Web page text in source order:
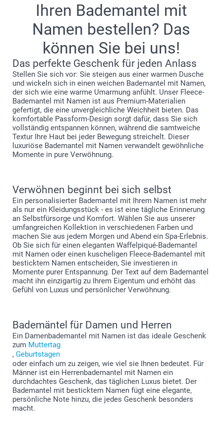
Waschen:
Trockner:
Bügeln:
Bleichen:
Chemische Reinigung:
Ihren Bademantel mit
Namen bestellen? Das
können Sie bei uns!
Das perfekte Geschenk für jeden Anlass
Stellen Sie sich vor: Sie steigen aus einer warmen Dusche
und wickeln sich in einen weichen Bademantel mit Namen,
der sich wie eine warme Umarmung anfühlt. Unser Fleece-
Bademantel mit Namen ist aus Premium-Materialien
gefertigt, die eine unvergleichliche Weichheit bieten. Das
komfortable Passform-Design sorgt dafür, dass Sie sich
vollständig entspannen können, während die samtweiche
Textur Ihre Haut bei jeder Bewegung streichelt. Dieser
luxuriöse Bademantel mit Namen verwandelt gewöhnliche
Momente in pure Verwöhnung.
Verwöhnen beginnt bei sich selbst
Ein personalisierter Bademantel mit Ihrem Namen ist mehr
als nur ein Kleidungsstück - es ist eine tägliche Erinnerung
an Selbstfürsorge und Komfort. Wählen Sie aus unserer
umfangreichen Kollektion in verschiedenen Farben und
machen Sie aus jedem Morgen und Abend ein Spa-Erlebnis.
Ob Sie sich für einen eleganten Waffelpiqué-Bademantel
mit Namen oder einen kuscheligen Fleece-Bademantel mit
besticktem Namen entscheiden, Sie investieren in
Momente purer Entspannung. Der Text auf dem Bademantel
macht ihn einzigartig zu Ihrem Eigentum und erhöht das
Gefühl von Luxus und persönlicher Verwöhnung.
Bademäntel für Damen und Herren
Ein Damenbademantel mit Namen ist das ideale Geschenk
zum Muttertag
, Geburtstagen
oder einfach um zu zeigen, wie viel sie Ihnen bedeutet. Für
Männer ist ein Herrenbademantel mit Namen ein
durchdachtes Geschenk, das täglichen Luxus bietet. Der
Bademantel mit besticktem Namen fügt eine elegante,
persönliche Note hinzu, die jedes Geschenk besonders
macht.